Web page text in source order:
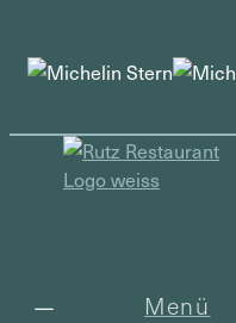
Menü